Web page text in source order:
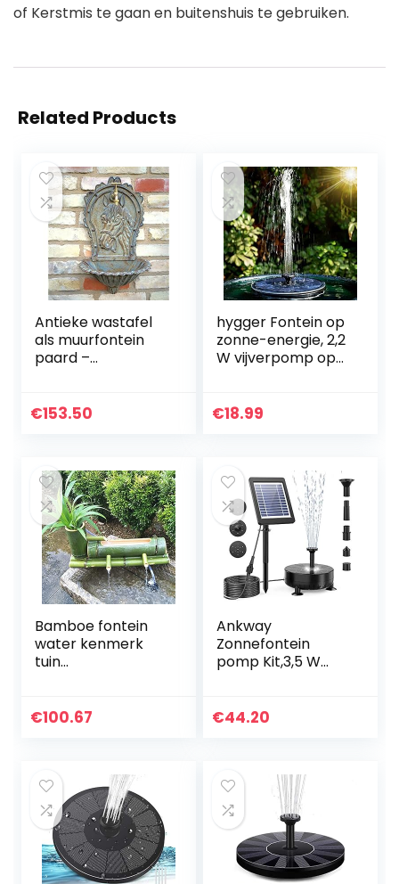
of Kerstmis te gaan en buitenshuis te gebruiken.
Related Products
Antieke wastafel
als muurfontein
paard –
watertapplaats
€153.50
hygger Fontein op
zonne-energie, 2,2
W vijverpomp op
waterpomp op
€18.99
Bamboe fontein
water kenmerk
tuin
standbeeld
waterval…
€100.67
Ankway
Zonnefontein
pomp Kit,3,5 W
drijvende fontein
€44.20